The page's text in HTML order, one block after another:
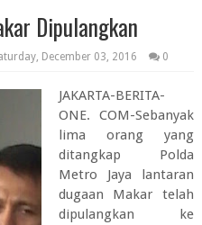
Dipulangkan
December 03, 2016 0
JAKARTA-BERITA-
ONE. COM-Sebanyak
lima orang yang
ditangkap Polda
Metro Jaya lantaran
dugaan Makar telah
dipulangkan ke